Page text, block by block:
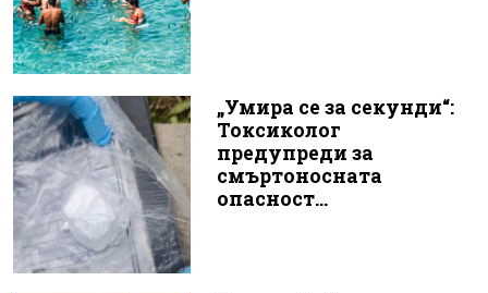
„Умира се за секунди“:
Токсиколог
предупреди за
смъртоносната
опасност...